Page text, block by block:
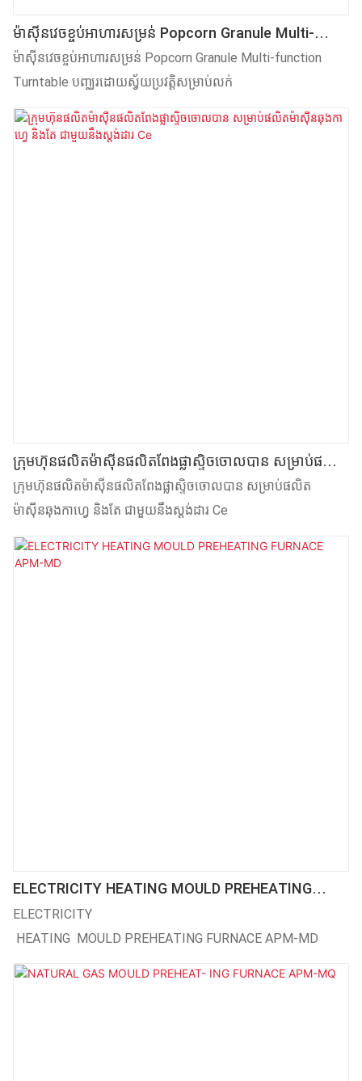
ម៉ាស៊ីនវេចខ្ចប់អាហារសម្រន់ Popcorn Granule Multi-
Function Turntable បញ្ឈរដោយស្វ័យប្រវត្តិសម្រាប់លក់
ម៉ាស៊ីនវេចខ្ចប់អាហារសម្រន់ Popcorn Granule Multi-function
Turntable បញ្ឈរដោយស្វ័យប្រវត្តិសម្រាប់លក់
ក្រុមហ៊ុនផលិតម៉ាស៊ីនផលិតពែងផ្លាស្ទិចចោលបាន សម្រាប់ផលិត
ម៉ាស៊ីនឆុងកាហ្វេ និងតែ ជាមួយនឹងស្តង់ដារ Ce
ក្រុមហ៊ុនផលិតម៉ាស៊ីនផលិតពែងផ្លាស្ទិចចោលបាន សម្រាប់ផលិត
ម៉ាស៊ីនឆុងកាហ្វេ និងតែ ជាមួយនឹងស្តង់ដារ Ce
ELECTRICITY HEATING MOULD PREHEATING
FURNACE APM-MD
ELECTRICITY
HEATING MOULD PREHEATING FURNACE APM-MD